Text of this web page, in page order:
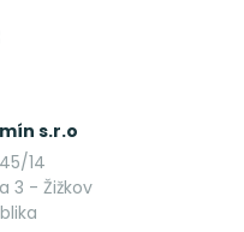
s.r.o
14
3 - Žižkov